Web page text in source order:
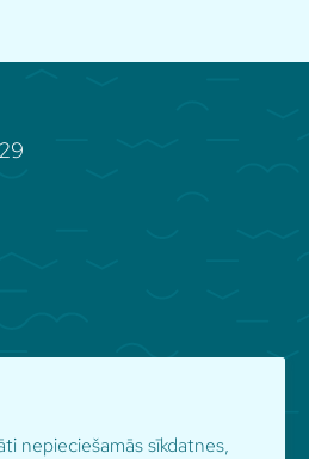
nepieciešamās sīkdatnes,